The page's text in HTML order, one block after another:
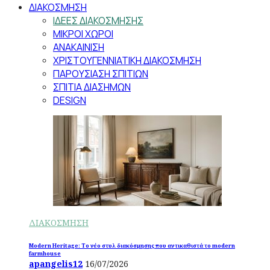
ΔΙΑΚΟΣΜΗΣΗ
ΙΔΕΕΣ ΔΙΑΚΟΣΜΗΣΗΣ
ΜΙΚΡΟΙ ΧΩΡΟΙ
ΑΝΑΚΑΙΝΙΣΗ
ΧΡΙΣΤΟΥΓΕΝΝΙΑΤΙΚΗ ΔΙΑΚΟΣΜΗΣΗ
ΠΑΡΟΥΣΙΑΣΗ ΣΠΙΤΙΩΝ
ΣΠΙΤΙΑ ΔΙΑΣΗΜΩΝ
DESIGN
ΔΙΑΚΟΣΜΗΣΗ
Modern Heritage: Το νέο στυλ διακόσμησης που αντικαθιστά το modern
farmhouse
apangelis12 16/07/2026